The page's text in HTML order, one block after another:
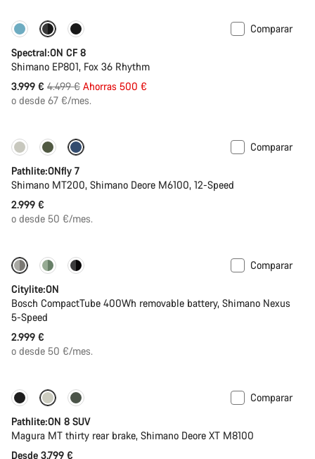
-11% Nuevo color disponible
Comparar
Spectral:ON CF 8
Shimano EP801, Fox 36 Rhythm
3.999 € Precio
original
4.499 € Ahorras 500 €
o desde 67 €/mes.
Comparar
Pathlite:ONfly 7
Shimano MT200, Shimano Deore M6100, 12-Speed
2.999 €
o desde 50 €/mes.
Performance Line
Comparar
Citylite:ON
Bosch CompactTube 400Wh removable battery, Shimano Nexus
5-Speed
2.999 €
o desde 50 €/mes.
Disponible
Comparar
Pathlite:ON 8 SUV
Magura MT thirty rear brake, Shimano Deore XT M8100
Desde 3.799 €